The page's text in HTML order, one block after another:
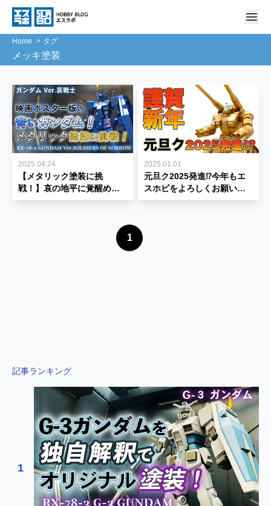
Home タグ
メッキ塗装
2025.04.24
【メタリック塗装に挑
戦！】哀の地平に覚醒める
か?映画ポスター版ガンダム
2025.01.01
元旦ク2025発進⁉今年もエ
スホビをよろしくお願いし
ます♪
1
記事ランキング
1